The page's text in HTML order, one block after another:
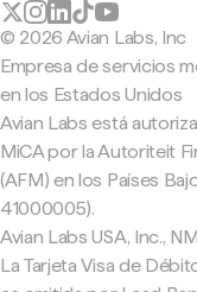
© 2026 Avian Labs, Inc
Empresa de servicios
en los Estados Unidos
Avian Labs está
MiCA por la Autoriteit
(AFM) en los Países
41000005).
Avian Labs USA, Inc.,
La Tarjeta Visa de